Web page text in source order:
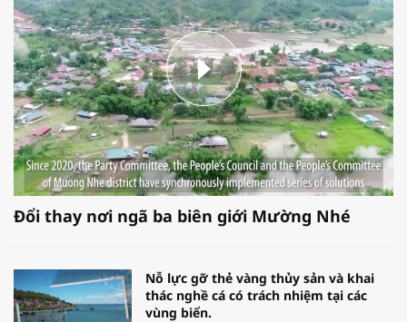
Đổi thay nơi ngã ba biên giới Mường Nhé
Nỗ lực gỡ thẻ vàng thủy sản và khai
thác nghề cá có trách nhiệm tại các
vùng biển.